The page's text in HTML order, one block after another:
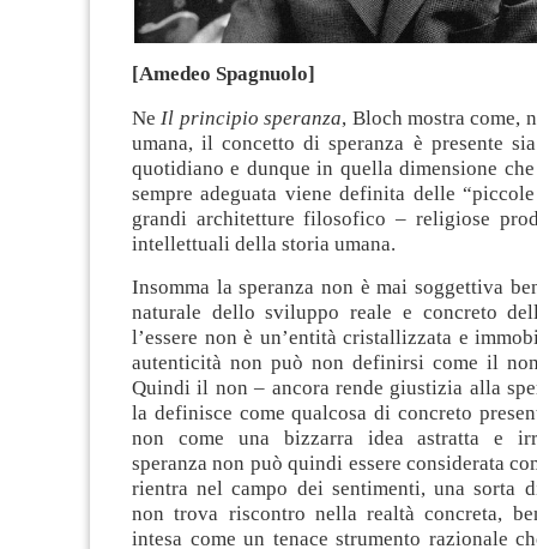
[Amedeo Spagnuolo]
Ne Il principio speranza, Bloch mostra come,
umana, il concetto di speranza è presente
quotidiano e dunque in quella dimensione
sempre adeguata viene definita delle
grandi architetture filosofico – religiose
intellettuali della storia umana.
Insomma la speranza non è mai soggettiva
naturale dello sviluppo reale e concreto
l’essere non è un’entità cristallizzata e
autenticità non può non definirsi come il
Quindi il non – ancora rende giustizia alla
la definisce come qualcosa di concreto
non come una bizzarra idea astratta e
speranza non può quindi essere considerata
rientra nel campo dei sentimenti, una sorta
non trova riscontro nella realtà concreta,
intesa come un tenace strumento razionale